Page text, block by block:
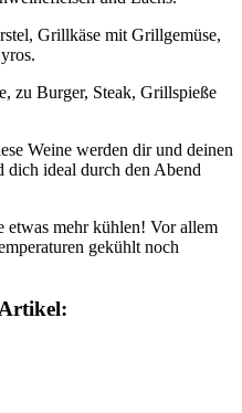
Grillkäse mit Grillgemüse,
zu Burger, Steak, Grillspieße
Weine werden dir und deinen
dich ideal durch den Abend
etwas mehr kühlen! Vor allem
gekühlt noch
Artikel: